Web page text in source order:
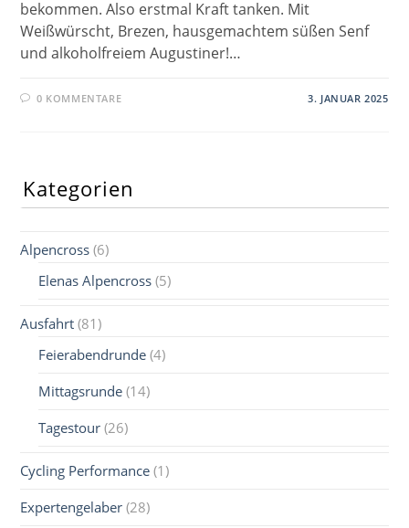
bekommen. Also erstmal Kraft tanken. Mit
Weißwürscht, Brezen, hausgemachtem süßen Senf
und alkoholfreiem Augustiner!…
0 KOMMENTARE 3. JANUAR 2025
Kategorien
Alpencross (6)
Elenas Alpencross (5)
Ausfahrt (81)
Feierabendrunde (4)
Mittagsrunde (14)
Tagestour (26)
Cycling Performance (1)
Expertengelaber (28)